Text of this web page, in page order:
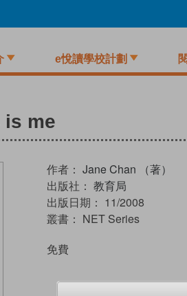
e悅讀學校計劃
is me
作者： Jane Chan （著）
出版社： 教育局
出版日期： 11/2008
叢書： NET Series
免費